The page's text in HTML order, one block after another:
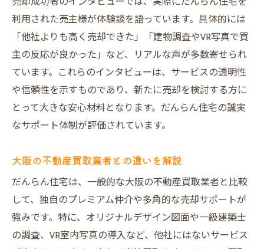
利用された売主様が体験談を語っています。具体的には
「他社よりも高く売却できた」「建物調査やVR写真で買
主の反応が良かった」など、リアルな声が多数寄せられ
ています。これらのインタビューは、サービスの透明性
や信頼性を示すものであり、新たに売却を検討する方に
とって大きな安心材料となります。だんらん住宅の誠実
なサポート体制が評価されています。
大阪の不動産買取業者との違いを解説
だんらん住宅は、一般的な大阪の不動産買取業者と比較
して、独自のプレミアム仲介や多角的な売却サポートが
強みです。特に、オリジナルデザイン図面や一級建築士
の調査、VR室内写真の導入など、他社にはないサービス